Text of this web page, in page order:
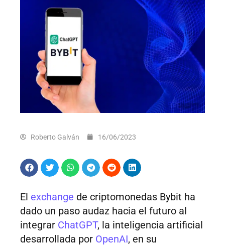
Roberto Galván 16/06/2023
El exchange de criptomonedas Bybit ha
dado un paso audaz hacia el futuro al
integrar ChatGPT, la inteligencia artificial
desarrollada por OpenAI, en su